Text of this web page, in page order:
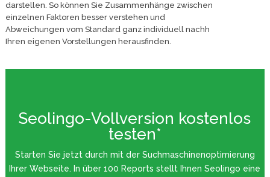
darstellen. So können Sie Zusammenhänge zwischen
einzelnen Faktoren besser verstehen und
Abweichungen vom Standard ganz individuell nachh
Ihren eigenen Vorstellungen herausfinden.
Seolingo-Vollversion kostenlos
testen*
Starten Sie jetzt durch mit der Suchmaschinenoptimierung
Ihrer Webseite. In über 100 Reports stellt Ihnen Seolingo eine